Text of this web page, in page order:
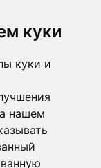
куки
куки и
нашем
пр-т Газеты